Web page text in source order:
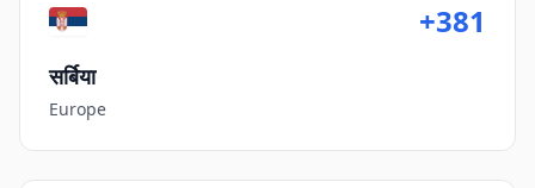
+381
सर्बिया
Europe